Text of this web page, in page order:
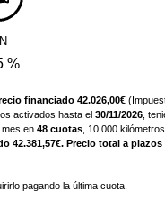
%
financiado 42.026,00€
activados hasta el 30/11/2026 ,
mes en 48 cuotas , 10.000
42.381,57€. Precio total a plazos
pagando la última cuota.